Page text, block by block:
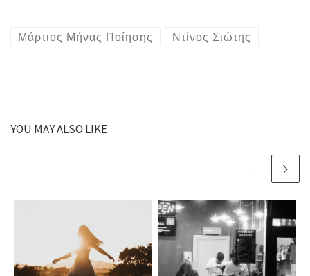
Μάρτιος Μήνας Ποίησης Ντίνος Σιώτης
YOU MAY ALSO LIKE